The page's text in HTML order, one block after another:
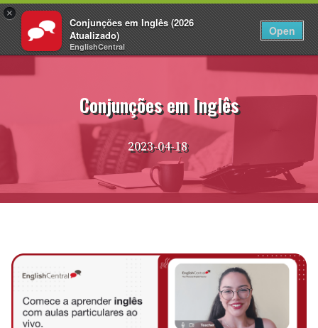
×
Conjunções em Inglês (2026
Atualizado)
EnglishCentral
Open
Fazer login PT
Pular
para
Conjunções em Inglês
2023-04-18